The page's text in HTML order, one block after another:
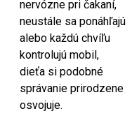
nervózne pri čakaní,
neustále sa ponáhľajú
alebo každú chvíľu
kontrolujú mobil,
dieťa si podobné
správanie prirodzene
osvojuje.